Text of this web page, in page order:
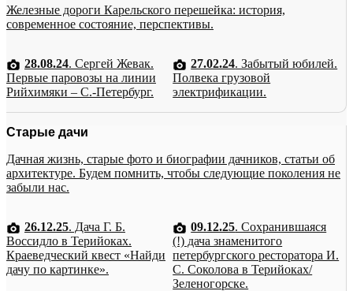
Железные дороги Карельского перешейка: история,
современное состояние, перспективы.
28.08.24. Сергей Жевак.
Первые паровозы на линии
Рийхимяки – С.-Петербург.
27.02.24. Забытый юбилей.
Полвека грузовой
электрификации.
Старые дачи
Дачная жизнь, старые фото и биографии дачников, статьи об
архитектуре. Будем помнить, чтобы следующие поколения не
забыли нас.
26.12.25. Дача Г. Б.
Воссидло в Терийоках.
Краеведческий квест «Найди
дачу по картинке».
09.12.25. Сохранившаяся
(!) дача знаменитого
петербургского ресторатора И.
С. Соколова в Терийоках/
Зеленогорске.